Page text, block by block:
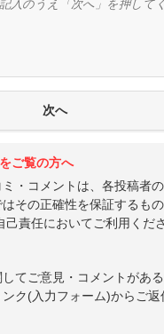
ご覧の方へ
・コメントは、各投稿者
その正確性を保証するも
責任においてご利用くださ
てご意見・コメントがあ
ク(入力フォーム)からご返